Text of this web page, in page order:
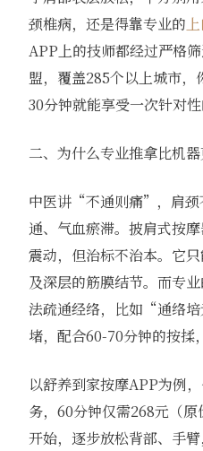
颈椎病，还是得靠专业的
APP上的技师都经过严格
盟，覆盖285个以上城市
30分钟就能享受一次针对性
二、为什么专业推拿比机
中医讲“不通则痛”，肩颈
通、气血瘀滞。披肩式按
震动，但治标不治本。它
及深层的筋膜结节。而专
法疏通经络，比如“通络
堵，配合60-70分钟的按揉
以舒养到家按摩APP为例
务，60分钟仅需268元（
开始，逐步放松背部、手